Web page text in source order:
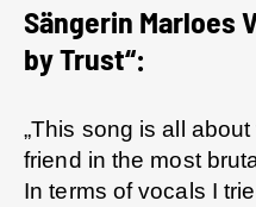
Sängerin Marloes
by Trust“:
„This song is all
friend in the most
In terms of vocals I